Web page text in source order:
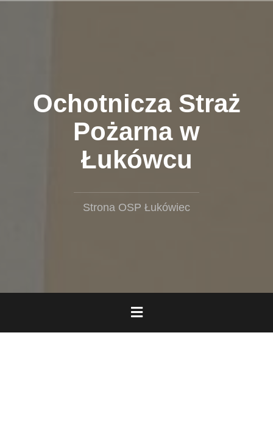
Ochotnicza Straż
Pożarna w
Łukówcu
Strona OSP Łukówiec